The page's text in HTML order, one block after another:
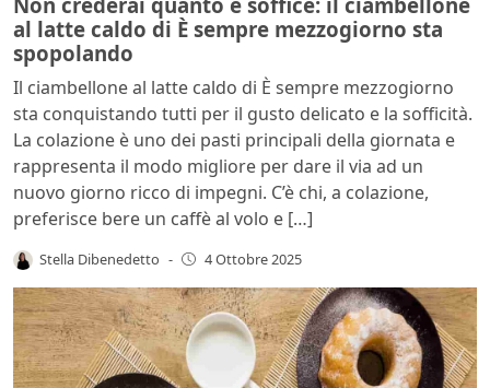
al latte caldo di È sempre mezzogiorno sta
spopolando
Il ciambellone al latte caldo di È sempre mezzogiorno
sta conquistando tutti per il gusto delicato e la sofficità.
La colazione è uno dei pasti principali della giornata e
rappresenta il modo migliore per dare il via ad un
nuovo giorno ricco di impegni. C’è chi, a colazione,
preferisce bere un caffè al volo e […]
Stella Dibenedetto - 4 Ottobre 2025